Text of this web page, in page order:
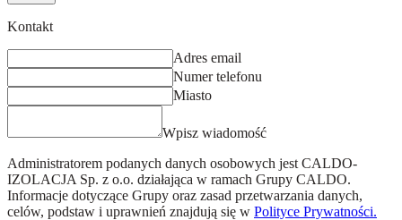
Kontakt
Adres email
Numer telefonu
Miasto
Wpisz wiadomość
Administratorem podanych danych osobowych jest CALDO-
IZOLACJA Sp. z o.o. działająca w ramach Grupy CALDO.
Informacje dotyczące Grupy oraz zasad przetwarzania danych,
celów, podstaw i uprawnień znajdują się w Polityce Prywatności.